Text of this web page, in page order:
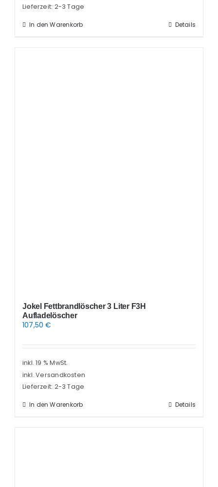
Lieferzeit: 2-3 Tage
In den Warenkorb Details
Jokel Fettbrandlöscher 3 Liter F3H
Aufladelöscher
107,50€
inkl. 19 % MwSt.
inkl. Versandkosten
Lieferzeit: 2-3 Tage
In den Warenkorb Details